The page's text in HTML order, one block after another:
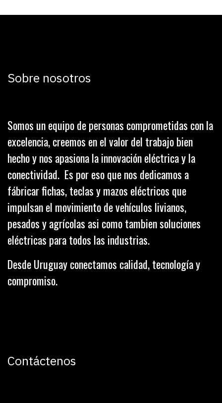
Sobre nosotros
Somos un equipo de personas comprometidas con la
excelencia, creemos en el valor del trabajo bien
hecho y nos apasiona la innovación eléctrica y la
conectividad. Es por eso que nos dedicamos a
fábricar fichas, teclas y mazos eléctricos que
impulsan el movimiento de vehículos livianos,
pesados y agrícolas asi como tambien soluciones
eléctricas para todos las industrias.
Desde Uruguay conectamos calidad, tecnología y
compromiso.
Contáctenos